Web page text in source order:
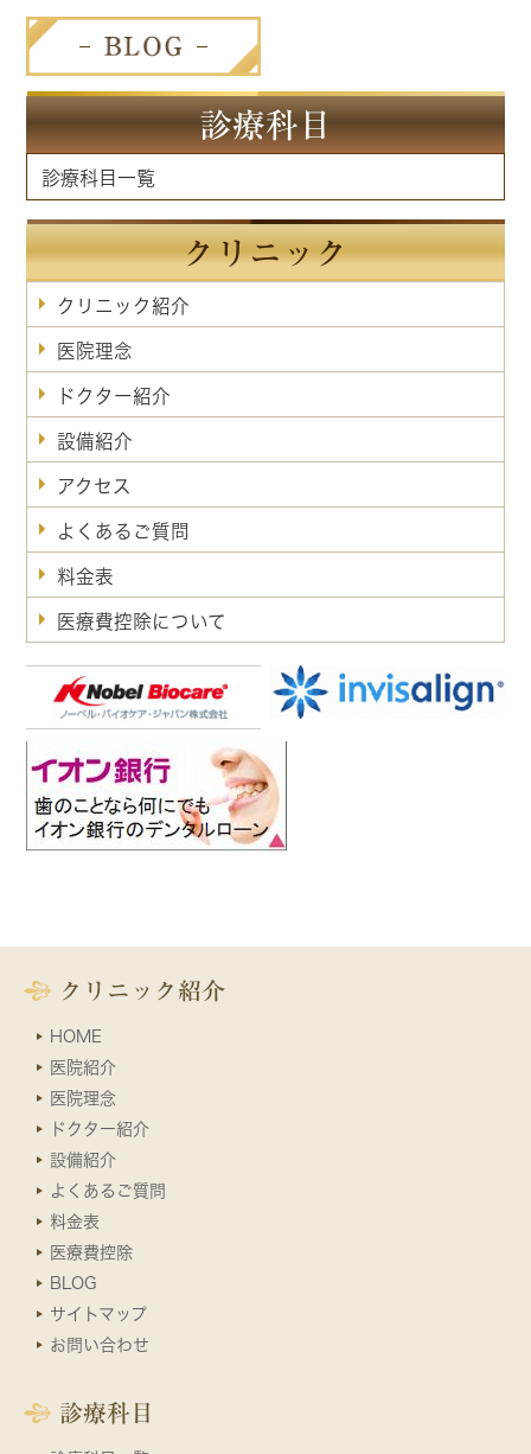
診療科目
診療科目一覧
クリニック
クリニック紹介
医院理念
ドクター紹介
設備紹介
アクセス
よくあるご質問
料金表
医療費控除について
クリニック紹介
HOME
医院紹介
医院理念
ドクター紹介
設備紹介
よくあるご質問
料金表
医療費控除
BLOG
サイトマップ
お問い合わせ
診療科目